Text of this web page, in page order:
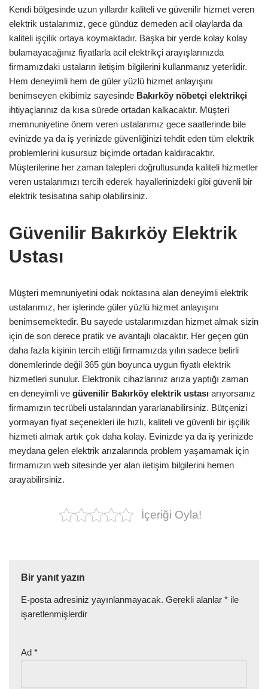
Kendi bölgesinde uzun yıllardır kaliteli ve güvenilir hizmet veren
elektrik ustalarımız, gece gündüz demeden acil olaylarda da
kaliteli işçilik ortaya koymaktadır. Başka bir yerde kolay kolay
bulamayacağınız fiyatlarla acil elektrikçi arayışlarınızda
firmamızdaki ustaların iletişim bilgilerini kullanmanız yeterlidir.
Hem deneyimli hem de güler yüzlü hizmet anlayışını
benimseyen ekibimiz sayesinde Bakırköy nöbetçi elektrikçi
ihtiyaçlarınız da kısa sürede ortadan kalkacaktır. Müşteri
memnuniyetine önem veren ustalarımız gece saatlerinde bile
evinizde ya da iş yerinizde güvenliğinizi tehdit eden tüm elektrik
problemlerini kusursuz biçimde ortadan kaldıracaktır.
Müşterilerine her zaman talepleri doğrultusunda kaliteli hizmetler
veren ustalarımızı tercih ederek hayallerinizdeki gibi güvenli bir
elektrik tesisatına sahip olabilirsiniz.
Güvenilir Bakırköy Elektrik
Ustası
Müşteri memnuniyetini odak noktasına alan deneyimli elektrik
ustalarımız, her işlerinde güler yüzlü hizmet anlayışını
benimsemektedir. Bu sayede ustalarımızdan hizmet almak sizin
için de son derece pratik ve avantajlı olacaktır. Her geçen gün
daha fazla kişinin tercih ettiği firmamızda yılın sadece belirli
dönemlerinde değil 365 gün boyunca uygun fiyatlı elektrik
hizmetleri sunulur. Elektronik cihazlarınız arıza yaptığı zaman
en deneyimli ve güvenilir Bakırköy elektrik ustası arıyorsanız
firmamızın tecrübeli ustalarından yararlanabilirsiniz. Bütçenizi
yormayan fiyat seçenekleri ile hızlı, kaliteli ve güvenli bir işçilik
hizmeti almak artık çok daha kolay. Evinizde ya da iş yerinizde
meydana gelen elektrik arızalarında problem yaşamamak için
firmamızın web sitesinde yer alan iletişim bilgilerini hemen
arayabilirsiniz.
İçeriği Oyla!
Bir yanıt yazın
E-posta adresiniz yayınlanmayacak. Gerekli alanlar * ile
işaretlenmişlerdir
Ad *